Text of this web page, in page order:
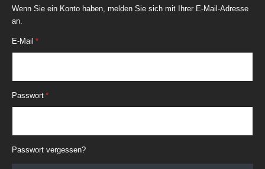
Wenn Sie ein Konto haben, melden Sie sich mit Ihrer E-Mail-Adresse
an.
E-Mail
Passwort
Passwort vergessen?